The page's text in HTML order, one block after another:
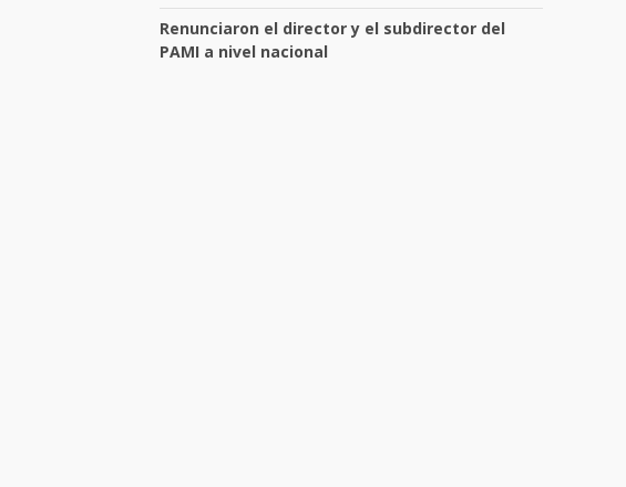
Renunciaron el director y el subdirector del
PAMI a nivel nacional